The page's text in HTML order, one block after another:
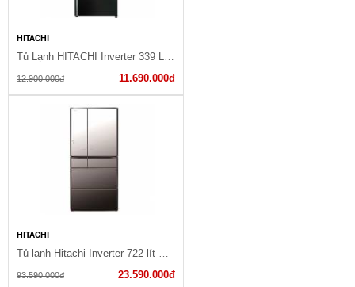
HITACHI
12.900.000đ 11.690.000đ
HITACHI
Tủ lạnh Hitachi Inverter 722 lít R-X670GV (X)
93.590.000đ 23.590.000đ